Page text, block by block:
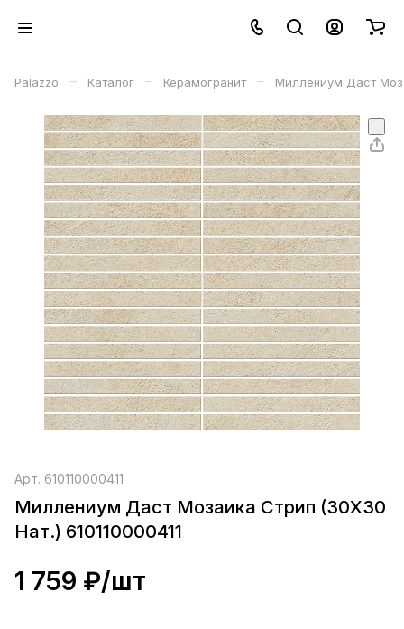
Palazzo – Каталог – Керамогранит – Миллениум Даст
Арт. 610110000411
Миллениум Даст Мозаика Стрип (30X30
Нат.) 610110000411
1 759 ₽/шт